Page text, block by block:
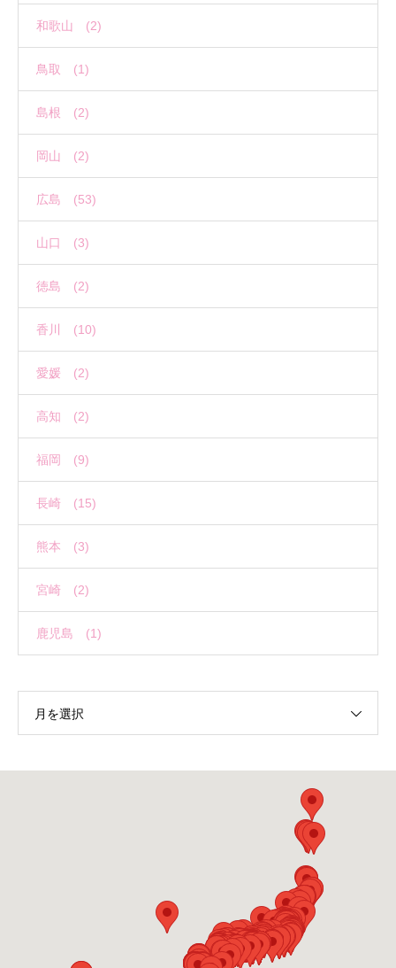
和歌山 (2)
鳥取 (1)
島根 (2)
岡山 (2)
広島 (53)
山口 (3)
徳島 (2)
香川 (10)
愛媛 (2)
高知 (2)
福岡 (9)
長崎 (15)
熊本 (3)
宮崎 (2)
鹿児島 (1)
月を選択